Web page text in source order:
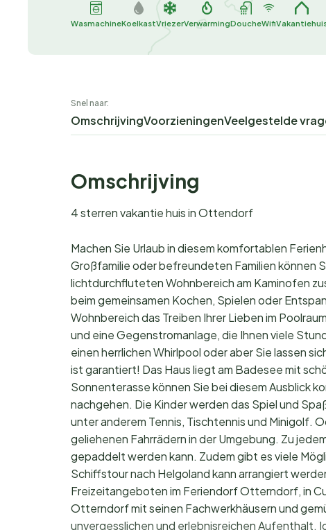
WasmachineKoelkastVriezerVerwarmingDoucheWifi
Snel naar:
OmschrijvingVoorzieningenVeelgestelde
Omschrijving
4 sterren vakantie huis in Ottendorf
Machen Sie Urlaub in diesem komfortablen
Großfamilie oder befreundeten Familien können
lichtdurchfluteten Wohnbereich am Kaminofen
beim gemeinsamen Kochen, Spielen oder
Wohnbereich das Treiben Ihrer Lieben im
und eine Gegenstromanlage, die Ihnen viele
einen herrlichen Whirlpool oder aber Sie lassen
ist garantiert! Das Haus liegt am Badesee mit
Sonnenterasse können Sie bei diesem Ausblick
nachgehen. Die Kinder werden das Spiel und
unter anderem Tennis, Tischtennis und Minigolf.
geliehenen Fahrrädern in der Umgebung. Zu
gepaddelt werden kann. Zudem gibt es viele
Schiffstour nach Helgoland kann arrangiert
Freizeitangeboten im Feriendorf Otterndorf, in
Otterndorf mit seinen Fachwerkhäusern und
unvergesslichen und erlebnisreichen Aufenthalt.